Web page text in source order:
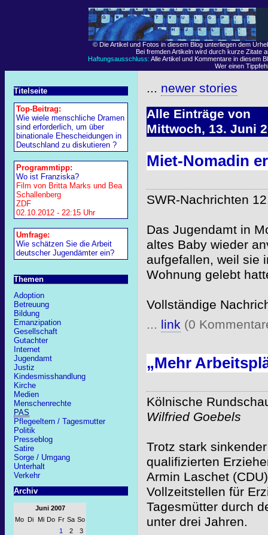
© Die Artikel und Fotos in diesem Blog unterliegen dem
Bei fremden Artikeln wird durch kurze Zitate
Haftungsausschluss: Alle Artikel und Kommentare in diesem
Wer einen
Titelseite
Top-Beitrag:
Wie wiele menschliche Dramen
sind erforderlich, um über
binationale Ehescheidungen in
Deutschland zu diskutieren ?
Programmtipp:
Wo ist Franziska?
Film von Britta Marks und Bea
Schallenberg
ZDF
02.10.2012 - 22:15 Uhr
Umfrage:
Wie schätzen Sie die Arbeit
deutscher Jugendämter ein?
Themen
Adoption
Betreuung
Bildung
Emanzipation
Gesellschaft
Gutachter
Internet
Jugendamt
Justiz
Kindesmisshandlung
Kirche
Medien
Menschenrechte
PAS
Pflegeeltern / Tagesmutter
Politik
Presseblog
Satire
Sorge / Umgang
Unterhalt
Verkehr
Archiv
Juni 2007
Mo Di Mi Do Fr Sa So
1
2
3
... newer stories
Alle Einträge von
Mittwoch, 13. Juni
Miet-Nomadin
SWR-Nachrichten
Das Jugendamt in
altes Baby wieder
aufgefallen, weil sie
Wohnung gelebt
Vollständige
... link(0
„Mehr
Kölnische
Wilfried Goebels
Trotz stark
qualifizierten
Armin Laschet
Vollzeitstellen für
Tagesmütter durch
unter drei Jahren.